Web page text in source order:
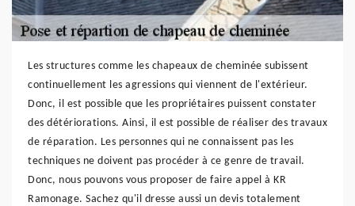
Les structures comme les chapeaux de cheminée subissent
continuellement les agressions qui viennent de l'extérieur.
Donc, il est possible que les propriétaires puissent constater
des détériorations. Ainsi, il est possible de réaliser des travaux
de réparation. Les personnes qui ne connaissent pas les
techniques ne doivent pas procéder à ce genre de travail.
Donc, nous pouvons vous proposer de faire appel à KR
Ramonage. Sachez qu'il dresse aussi un devis totalement